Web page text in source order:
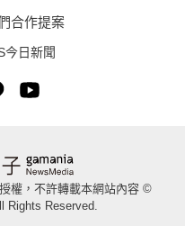
合作提案
今日新聞
權，不許轉載本網站內容 ©
Rights Reserved.